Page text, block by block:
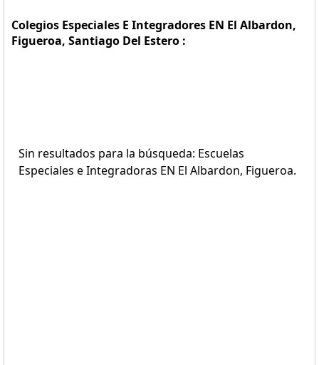
Colegios Especiales E Integradores EN El Albardon,
Figueroa, Santiago Del Estero :
Sin resultados para la búsqueda: Escuelas
Especiales e Integradoras EN El Albardon, Figueroa.